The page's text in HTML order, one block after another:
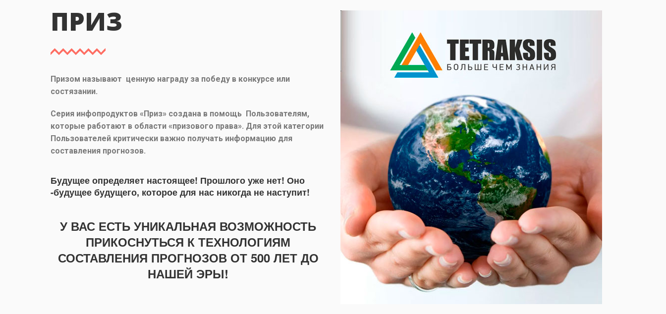
ПРИЗ
Призом называют ценную награду за победу в конкурсе или
состязании.
Серия инфопродуктов «Приз» создана в помощь Пользователям,
которые работают в области «призового права». Для этой категории
Пользователей критически важно получать информацию для
составления прогнозов.
Будущее определяет настоящее! Прошлого уже нет! Оно
-будущее будущего, которое для нас никогда не наступит!
У ВАС ЕСТЬ УНИКАЛЬНАЯ ВОЗМОЖНОСТЬ
ПРИКОСНУТЬСЯ К ТЕХНОЛОГИЯМ
СОСТАВЛЕНИЯ ПРОГНОЗОВ ОТ 500 ЛЕТ ДО
НАШЕЙ ЭРЫ!